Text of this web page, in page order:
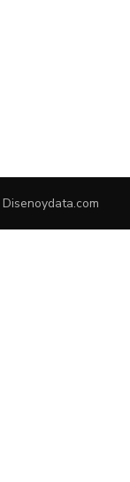
Disenoydata.com